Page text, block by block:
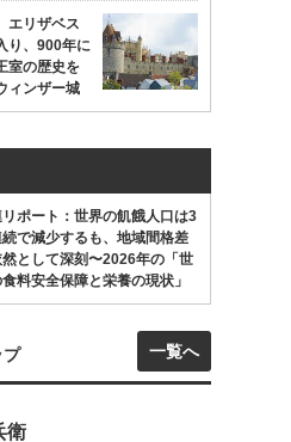
エリザベス
り、900年に
室の歴史を
ィンザー城
リポート：世界の飢餓人口は3
で減少するも、地域間格差
として深刻〜2026年の「世
料安全保障と栄養の現状」
プ 一覧へ
衛